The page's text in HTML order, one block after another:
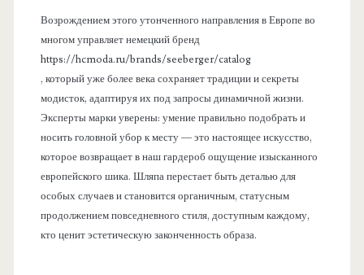
Возрождением этого утонченного направления в Европе во
многом управляет немецкий бренд
https://hcmoda.ru/brands/seeberger/catalog
, который уже более века сохраняет традиции и секреты
модисток, адаптируя их под запросы динамичной жизни.
Эксперты марки уверены: умение правильно подобрать и
носить головной убор к месту — это настоящее искусство,
которое возвращает в наш гардероб ощущение изысканного
европейского шика. Шляпа перестает быть деталью для
особых случаев и становится органичным, статусным
продолжением повседневного стиля, доступным каждому,
кто ценит эстетическую законченность образа.